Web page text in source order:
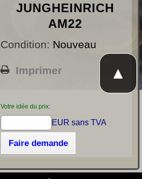
JUNGHEINRICH
AM22
Condition: Nouveau
Imprimer
Votre idée du prix:
EUR sans TVA
Faire demande
▲